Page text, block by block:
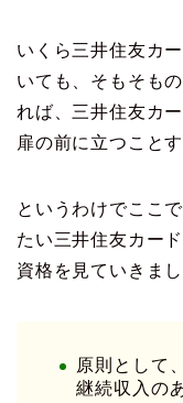
いくら三井住友カ
いても、そもそも
れば、三井住友カ
扉の前に立つこと
というわけでここ
たい三井住友カー
資格を見ていきまし
原則として
継続収入の